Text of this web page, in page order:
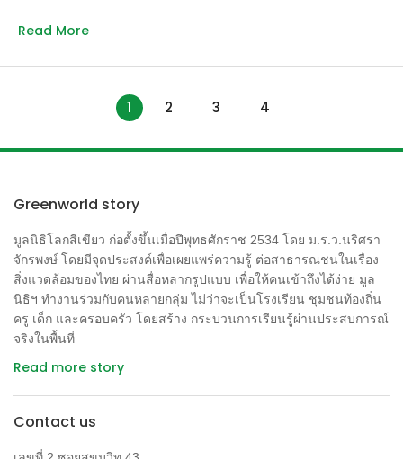
ถ่านหินถึง 2 เท่า และโรงไฟฟ้าถ่านหินในประเทศอินเดียเกือบทุก
ไฟฟ้าของอินเดียเสนอให้ปิดโรงไฟฟ้าถ่านหินจำนวน 50 กิกะวัตต์
ขณะที่ความต้องการใช้ไฟฟ้าจะเพิ่มขึ้นเป็น 275 กิกะวัตต์ ซึ่งจะ
ชดเชยด้วยพลังงานหมุนเวียน โดยไม่จำเป็นต้องเพิ่มโรงไฟฟ้า
เป็นนักวิชาการสายวิศวกรรมและพลังงาน และไม่มีหน้าที่ศึกษา
(https://greennews.agency/?p=16008) งานวิจัยผลกระทบต่อ
สุขภาพจากโรงไฟฟ้าถ่านหินชิ้นนี้ก็ปรากฎขึ้น ภาพจาก: ผู้จัดการ
Online จุดสำคัญของรายงานนี้อยู่ที่การเปรียบเทียบผลกระทบ
ผลกระทบที่มีต่อคนที่อาศัยอยู่ในพื้นที่ใต้ลม ซึ่งรับมลพิษทาง
เกิดมีน้ำหนักต่ำกว่าเกณฑ์และคลอดก่อนกำหนด แต่เมื่อปิดโรง
สำคัญ โรงไฟฟ้าถ่านหินพอร์ตแลนด์ตั้งอยู่ในเขตมลรัฐ
เพนซิลวาเนีย ซึ่งติดกับมลรัฐนิวเจอร์ซี่ สหรัฐอเมริกา เมื่อ
ปีพ.ศ.2549 เป็นโรงไฟฟ้าที่ปล่อยก๊าซซัลเฟอร์ไดออกไซด์ เป็น
อันดับ 5 ของสหรัฐอเมริกา และถูกปิดตัวลงเมื่อ มิถุนายน 2557
เนื่องจากองค์กรปกป้องสิ่งแวดล้อม (EPA) ระบุว่าเป็นแหล่งมลพิษ
เจอร์ซี่ และถือเป็นโครงการแรกที่พระราชบัญญัติอากาศสะอาดมี
ผลบังคับใช้เหนือกฎหมายระดับมลรัฐ กลุ่มนักวิจัยมหาวิทยาลัย
ลีไฮ (Lehigh University) ได้ทำการศึกษาผลกระทบด้านสุขภาพ
Read More
1 2 3 4
Greenworld story
มูลนิธิโลกสีเขียว ก่อตั้งขึ้นเมื่อปีพุทธศักราช 2534 โดย ม.ร.ว.นริศรา
จักรพงษ์ โดยมีจุดประสงค์เพื่อเผยแพร่ความรู้ ต่อสาธารณชนในเรื่อง
สิ่งแวดล้อมของไทย ผ่านสื่อหลากรูปแบบ เพื่อให้คนเข้าถึงได้ง่าย มูล
นิธิฯ ทำงานร่วมกับคนหลายกลุ่ม ไม่ว่าจะเป็นโรงเรียน ชุมชนท้องถิ่น
ครู เด็ก และครอบครัว โดยสร้าง กระบวนการเรียนรู้ผ่านประสบการณ์
จริงในพื้นที่
Read more story
Contact us